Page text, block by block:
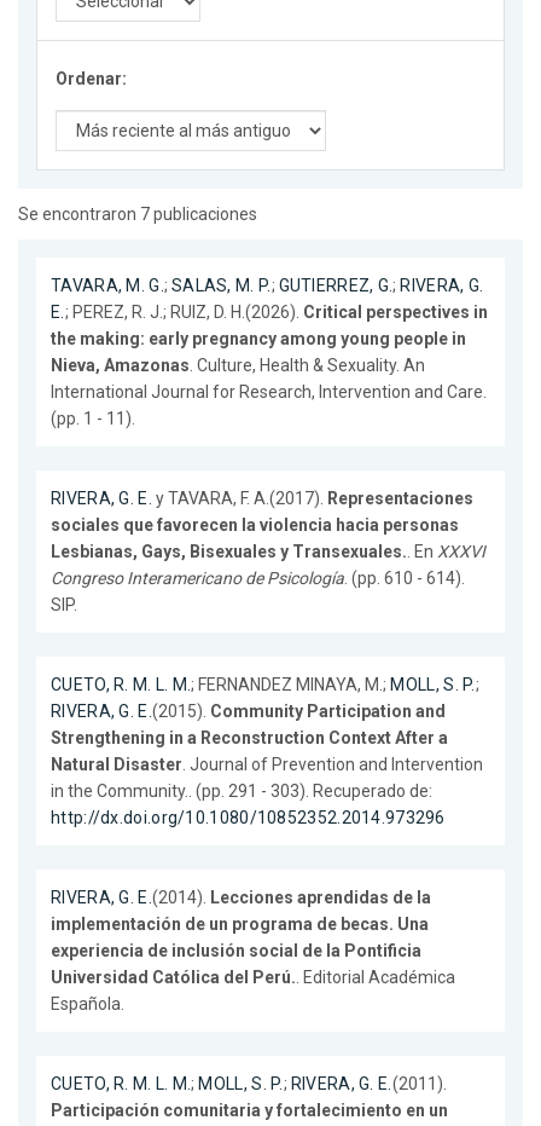
Ordenar:
Se encontraron 7 publicaciones
TAVARA, M. G.; SALAS, M. P.; GUTIERREZ, G.; RIVERA, G.
E.; PEREZ, R. J.; RUIZ, D. H.(2026). Critical perspectives in
the making: early pregnancy among young people in
Nieva, Amazonas. Culture, Health & Sexuality. An
International Journal for Research, Intervention and Care.
(pp. 1 - 11).
RIVERA, G. E. y TAVARA, F. A.(2017). Representaciones
sociales que favorecen la violencia hacia personas
Lesbianas, Gays, Bisexuales y Transexuales.. En XXXVI
Congreso Interamericano de Psicología. (pp. 610 - 614).
SIP.
CUETO, R. M. L. M.; FERNANDEZ MINAYA, M.; MOLL, S. P.;
RIVERA, G. E.(2015). Community Participation and
Strengthening in a Reconstruction Context After a
Natural Disaster. Journal of Prevention and Intervention
in the Community.. (pp. 291 - 303). Recuperado de:
http://dx.doi.org/10.1080/10852352.2014.973296
RIVERA, G. E.(2014). Lecciones aprendidas de la
implementación de un programa de becas. Una
experiencia de inclusión social de la Pontificia
Universidad Católica del Perú.. Editorial Académica
Española.
CUETO, R. M. L. M.; MOLL, S. P.; RIVERA, G. E.(2011).
Participación comunitaria y fortalecimiento en un